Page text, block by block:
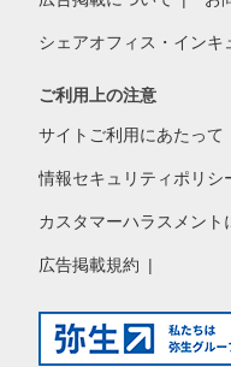
シェアオフィス・インキ
ご利用上の注意
サイトご利用にあたって
情報セキュリティポリシ
カスタマーハラスメント
広告掲載規約